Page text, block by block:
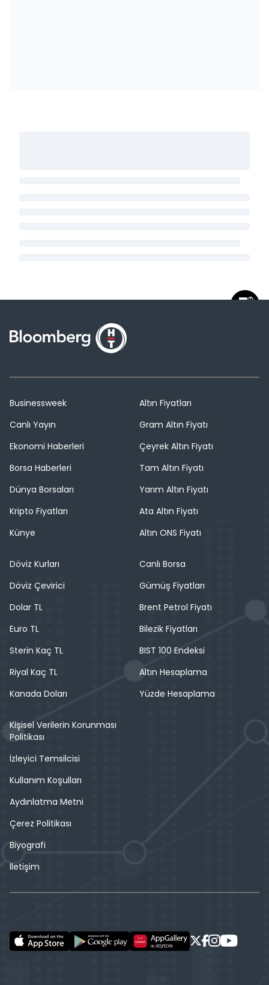
Businessweek
Canlı Yayın
Ekonomi Haberleri
Borsa Haberleri
Dünya Borsaları
Kripto Fiyatları
Künye
Altın Fiyatları
Gram Altın Fiyatı
Çeyrek Altın Fiyatı
Tam Altın Fiyatı
Yarım Altın Fiyatı
Ata Altın Fiyatı
Altın ONS Fiyatı
Döviz Kurları
Döviz Çevirici
Dolar TL
Euro TL
Sterin Kaç TL
Riyal Kaç TL
Kanada Doları
Canlı Borsa
Gümüş Fiyatları
Brent Petrol Fiyatı
Bilezik Fiyatları
BIST 100 Endeksi
Altın Hesaplama
Yüzde Hesaplama
Kişisel Verilerin Korunması
Politikası
İzleyici Temsilcisi
Kullanım Koşulları
Aydınlatma Metni
Çerez Politikası
Biyografi
İletişim